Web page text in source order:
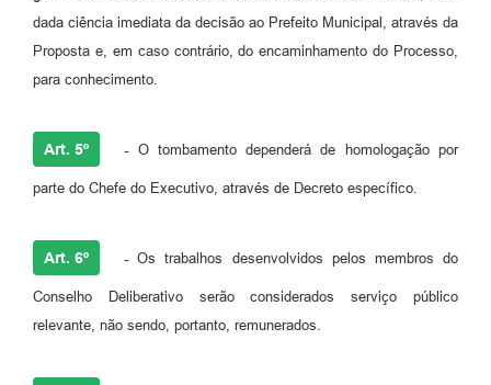
dada ciência imediata da decisão ao Prefeito Municipal, através da
Proposta e, em caso contrário, do encaminhamento do Processo,
para conhecimento.
Art. 5º - O tombamento dependerá de homologação por
parte do Chefe do Executivo, através de Decreto específico.
Art. 6º -Os trabalhos desenvolvidos pelos membros do
Conselho Deliberativo serão considerados serviço público
relevante, não sendo, portanto, remunerados.